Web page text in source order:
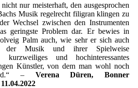
nur meisterhaft, den ausgesprochen
Musik regelrecht filigran klingen zu
Wechsel zwischen den Instrumenten
geringste Problem dar. Er bewies in
Palm auch, wie sehr er sich auch
der Musik und ihrer Spielweise
kurzweiliges und hochinteressantes
Künstler, von dem man wohl noch
– Verena Düren, Bonner